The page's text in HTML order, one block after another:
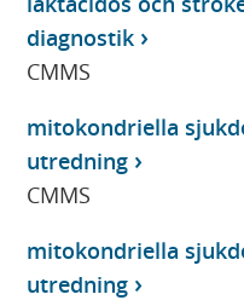
diagnostik
CMMS
mitokondriella
utredning
CMMS
mitokondriella
utredning